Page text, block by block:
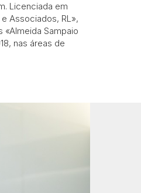
Licenciada em
Associados, RL»,
Sampaio
nas áreas de